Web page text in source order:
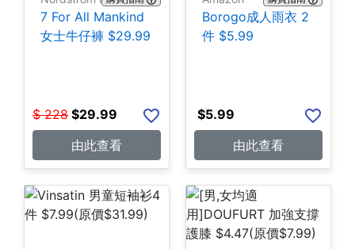
7 For All Mankind
女士牛仔褲 $29.99
$ 228 $29.99
由此查看
Borogo成人雨衣 2
件 $5.99
$5.99
由此查看